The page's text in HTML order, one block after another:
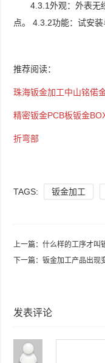
4.3.1外观：外表无绣
点。 4.3.2功能：试安装
推荐阅读：
珠海钣金加工中山铭偌
精密钣金PCB板钣金
折弯部
TAGS: 钣金加工
上一篇： 什么样的工序才叫
下一篇： 钣金加工产品出现
发表评论